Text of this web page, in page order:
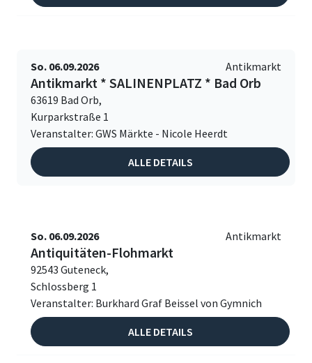
So. 06.09.2026 Antikmarkt
Antikmarkt * SALINENPLATZ * Bad Orb
63619 Bad Orb,
Kurparkstraße 1
Veranstalter: GWS Märkte - Nicole Heerdt
ALLE DETAILS
So. 06.09.2026 Antikmarkt
Antiquitäten-Flohmarkt
92543 Guteneck,
Schlossberg 1
Veranstalter: Burkhard Graf Beissel von Gymnich
ALLE DETAILS